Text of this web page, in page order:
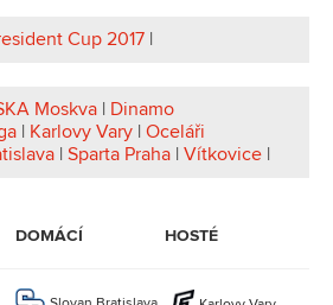
Cup 2017 |
Moskva | Dinamo
| Karlovy Vary | Oceláři
| Sparta Praha | Vítkovice |
DOMÁCÍ HOSTÉ